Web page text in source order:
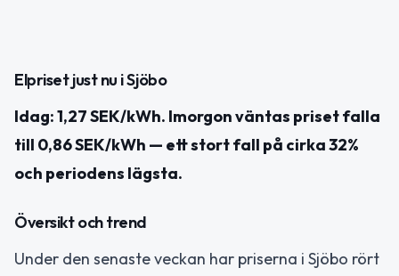
Elpriset just nu i Sjöbo
Idag: 1,27 SEK/kWh. Imorgon väntas priset falla
till 0,86 SEK/kWh — ett stort fall på cirka 32%
och periodens lägsta.
Översikt och trend
Under den senaste veckan har priserna i Sjöbo rört